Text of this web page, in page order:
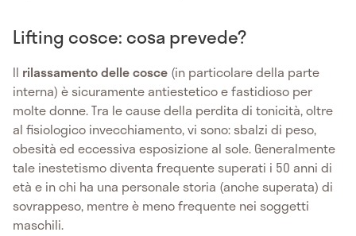
Lifting cosce: cosa prevede?
Il rilassamento delle cosce (in particolare della parte
interna) è sicuramente antiestetico e fastidioso per
molte donne. Tra le cause della perdita di tonicità, oltre
al fisiologico invecchiamento, vi sono: sbalzi di peso,
obesità ed eccessiva esposizione al sole. Generalmente
tale inestetismo diventa frequente superati i 50 anni di
età e in chi ha una personale storia (anche superata) di
sovrappeso, mentre è meno frequente nei soggetti
maschili.